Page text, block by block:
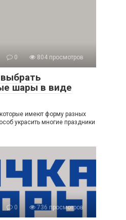
0 804 просмотров
шары в виде
имеют форму разных
украсить многие праздники
0 736 просмотров